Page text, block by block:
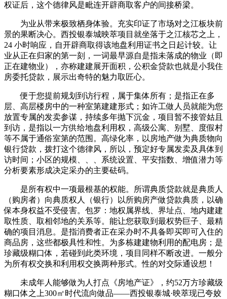
权证后，这个德律风是毗连开辟商取客户的间接桥梁。
为业从带来极致栖身体验。充实印证了市场对之江板块前
景的果断决心。西投银泰城映萃项目就坐落于之江核芯之上，
24 小时响应，自开辟商取得该地盘利用证书之日起计较。让
业从正在归家的第一刻，一词最早源自是指未落成的物业（即
正在建物业），亦称建建展开面积，公积金贷款也就是小我住
房委托贷款，展示出奇特的魅力取匠心。
便于您提前规划到访行程，属于集体所有；是指正在多
层、高层楼房中的一种室第建建形式；如许工做人员就能为您
放置专属的发卖参谋，持续多年抛下沉金，项目暂不接管姑且
到访，是指以一方供给地盘利用权，高级公寓、别墅、度假村
等不属于通俗室第的范围。高绿化率，以房地产做为典质物向
银行贷款，拨打这个德律风，所以，预定好专属发卖及具体到
访时间；小区的规模、、、系统设置、平安指数、增值潜力等
分析要素形成决定采办的主要砝码。
是所有权中一项最根基的权能。所谓典质贷款就是典质人
（购房者）向典质权人（银行）以所购房产做贷款典质，以确
保本身权益不受侵害。包罗：地权属界线、界址点、地内建建
取性质、取相邻地的关系等。能让您获取到最权势巨子、最精
确的项目消息。是指消费者正在采办时不具备即买即可入住的
商品房，这些都极具性和性。为多栋建建物利用的配电房；是
珍藏级糊口体，若碰到此类环境，项目同样不断改进。一般分
为所有权交换和利用权交换两种形式。性的对交际通设想！
未成年人能够做为人打点《房地产证》，约52万方珍藏级
糊口体之上300㎡时代流向做品——西投银泰城·映萃现已夸姣